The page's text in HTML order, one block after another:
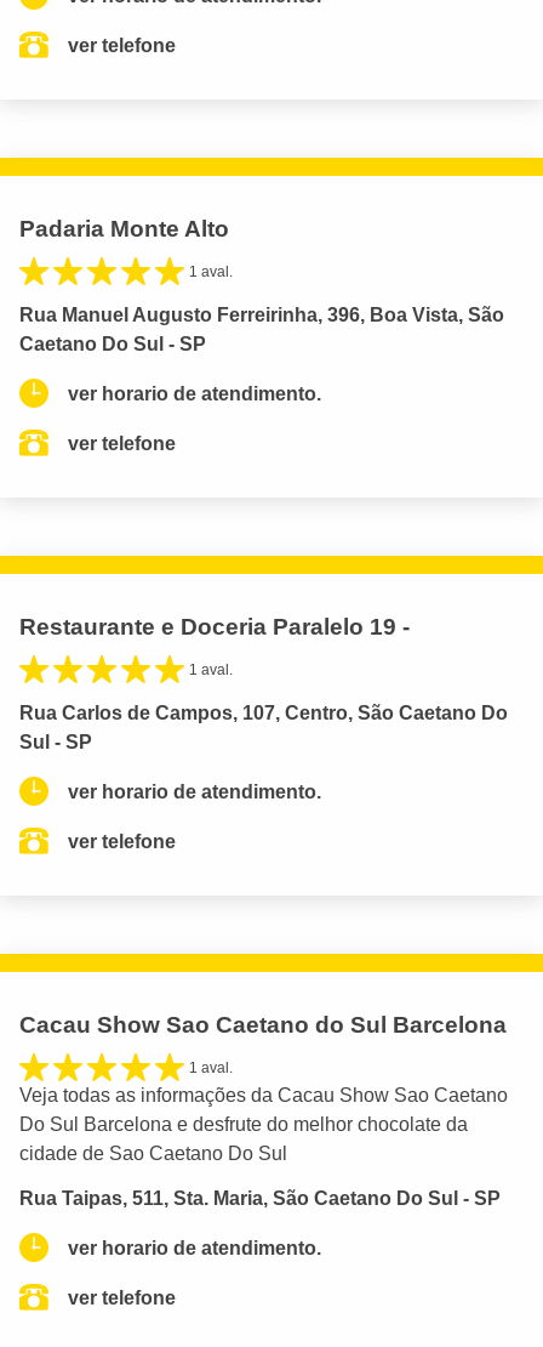
ver telefone
Padaria Monte Alto
1 aval.
Rua Manuel Augusto Ferreirinha, 396, Boa Vista, São
Caetano Do Sul - SP
ver horario de atendimento.
ver telefone
Restaurante e Doceria Paralelo 19 -
1 aval.
Rua Carlos de Campos, 107, Centro, São Caetano Do
Sul - SP
ver horario de atendimento.
ver telefone
Cacau Show Sao Caetano do Sul Barcelona
1 aval.
Veja todas as informações da Cacau Show Sao Caetano
Do Sul Barcelona e desfrute do melhor chocolate da
cidade de Sao Caetano Do Sul
Rua Taipas, 511, Sta. Maria, São Caetano Do Sul - SP
ver horario de atendimento.
ver telefone